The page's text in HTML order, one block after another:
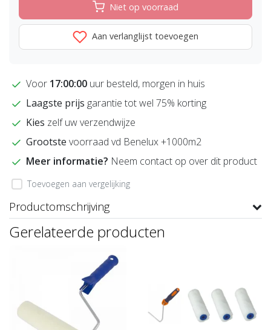
Niet op voorraad
Aan verlanglijst toevoegen
Voor 17:00:00 uur besteld, morgen in huis
Laagste prijs garantie tot wel 75% korting
Kies zelf uw verzendwijze
Grootste voorraad vd Benelux +1000m2
Meer informatie? Neem contact op over dit product
Toevoegen aan vergelijking
Productomschrijving
Gerelateerde producten